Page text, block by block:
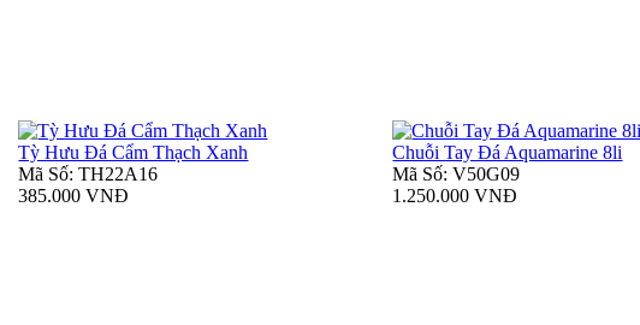
Tỳ Hưu Đá Cẩm Thạch Xanh
Mã Số: TH22A16
385.000 VNĐ
Chuỗi Tay Đá Aquamarine 8li
Mã Số: V50G09
1.250.000 VNĐ